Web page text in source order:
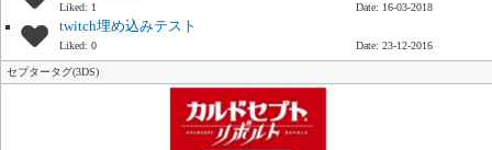
Liked: 1 Date: 16-03-2018
twitch埋め込みテスト
Liked: 0 Date: 23-12-2016
セプタータグ(3DS)